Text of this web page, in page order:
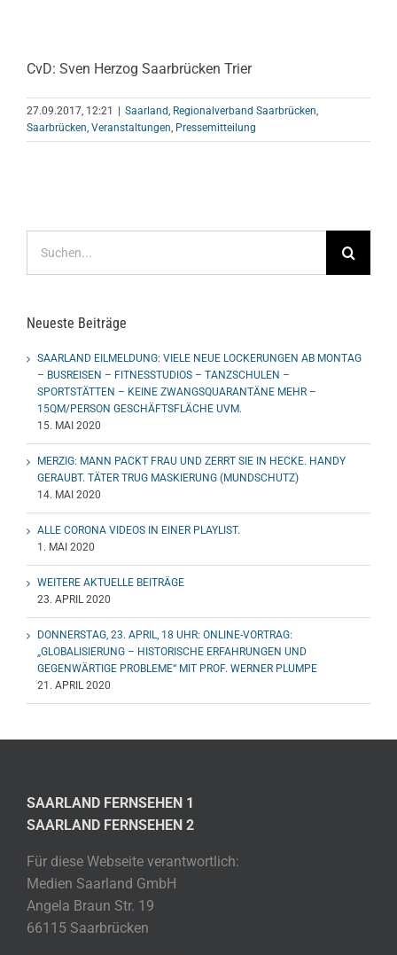
CvD: Sven Herzog Saarbrücken Trier
27.09.2017, 12:21 Saarland, Regionalverband Saarbrücken,
Saarbrücken, Veranstaltungen, Pressemitteilung
nach:
Neueste Beiträge
SAARLAND EILMELDUNG: VIELE NEUE LOCKERUNGEN AB MONTAG
– BUSREISEN – FITNESSTUDIOS – TANZSCHULEN –
SPORTSTÄTTEN – KEINE ZWANGSQUARANTÄNE MEHR –
15QM/PERSON GESCHÄFTSFLÄCHE UVM.
15. MAI 2020
MERZIG: MANN PACKT FRAU UND ZERRT SIE IN HECKE. HANDY
GERAUBT. TÄTER TRUG MASKIERUNG (MUNDSCHUTZ)
14. MAI 2020
ALLE CORONA VIDEOS IN EINER PLAYLIST.
1. MAI 2020
WEITERE AKTUELLE BEITRÄGE
23. APRIL 2020
DONNERSTAG, 23. APRIL, 18 UHR: ONLINE-VORTRAG:
„GLOBALISIERUNG – HISTORISCHE ERFAHRUNGEN UND
GEGENWÄRTIGE PROBLEME“ MIT PROF. WERNER PLUMPE
21. APRIL 2020
SAARLAND FERNSEHEN 1
SAARLAND FERNSEHEN 2
Für diese Webseite verantwortlich:
Medien Saarland GmbH
Angela Braun Str. 19
66115 Saarbrücken